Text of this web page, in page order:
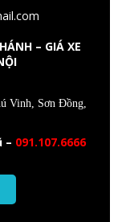
– GIÁ XE
Vinh, Sơn Đồng,
– 091.107.6666